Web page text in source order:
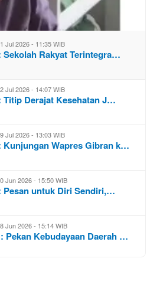
Jul 2026 - 11:35 WIB
Sekolah Rakyat Terintegra…
Jul 2026 - 14:07 WIB
Titip Derajat Kesehatan J…
Jul 2026 - 13:03 WIB
Kunjungan Wapres Gibran k…
Jun 2026 - 15:50 WIB
Pesan untuk Diri Sendiri,…
Jun 2026 - 15:14 WIB
Pekan Kebudayaan Daerah …